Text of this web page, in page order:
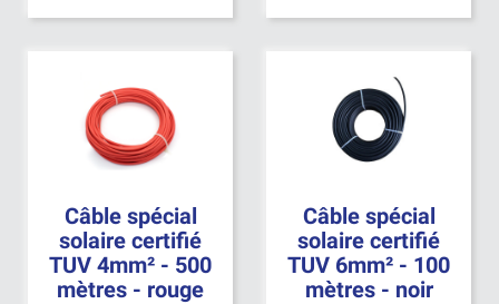
Câble spécial
solaire certifié
TUV 4mm² - 500
mètres - rouge
Câble spécial
solaire certifié
TUV 6mm² - 100
mètres - noir